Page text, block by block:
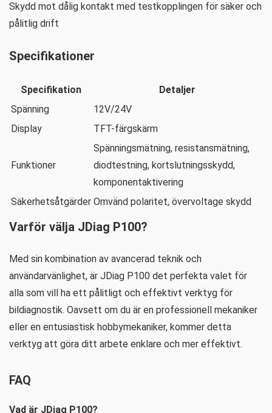
Skydd mot dålig kontakt med testkopplingen för säker och
pålitlig drift
Specifikationer
Specifikation
Detaljer
Spänning
12V/24V
Display
TFT-färgskärm
Funktioner
Spänningsmätning, resistansmätning,
diodtestning, kortslutningsskydd,
komponentaktivering
Säkerhetsåtgärder Omvänd polaritet, övervoltage skydd
Varför välja JDiag P100?
Med sin kombination av avancerad teknik och
användarvänlighet, är JDiag P100 det perfekta valet för
alla som vill ha ett pålitligt och effektivt verktyg för
bildiagnostik. Oavsett om du är en professionell mekaniker
eller en entusiastisk hobbymekaniker, kommer detta
verktyg att göra ditt arbete enklare och mer effektivt.
FAQ
Vad är JDiag P100?